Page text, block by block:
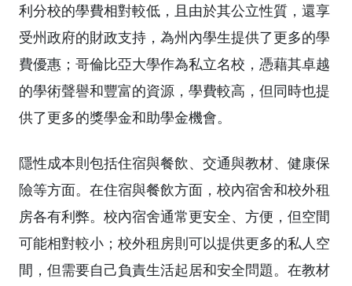
利分校的學費相對較低，且由於其公立性質，還享
受州政府的財政支持，為州內學生提供了更多的學
費優惠；哥倫比亞大學作為私立名校，憑藉其卓越
的學術聲譽和豐富的資源，學費較高，但同時也提
供了更多的獎學金和助學金機會。
隱性成本則包括住宿與餐飲、交通與教材、健康保
險等方面。在住宿與餐飲方面，校內宿舍和校外租
房各有利弊。校內宿舍通常更安全、方便，但空間
可能相對較小；校外租房則可以提供更多的私人空
間，但需要自己負責生活起居和安全問題。在教材